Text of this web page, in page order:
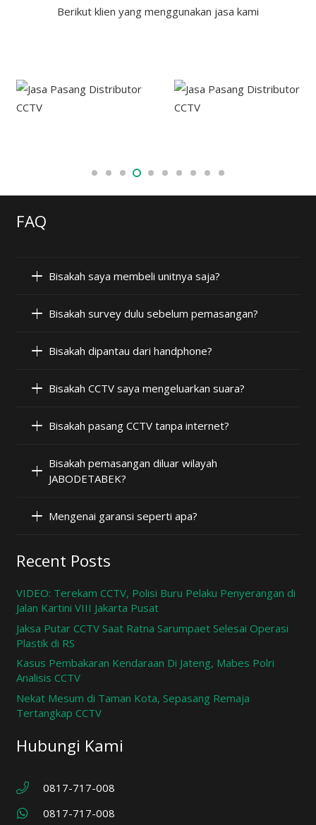
Berikut klien yang menggunakan jasa kami
FAQ
Bisakah saya membeli unitnya saja?
Bisakah survey dulu sebelum pemasangan?
Bisakah dipantau dari handphone?
Bisakah CCTV saya mengeluarkan suara?
Bisakah pasang CCTV tanpa internet?
Bisakah pemasangan diluar wilayah
JABODETABEK?
Mengenai garansi seperti apa?
Recent Posts
VIDEO: Terekam CCTV, Polisi Buru Pelaku Penyerangan di
Jalan Kartini VIII Jakarta Pusat
Jaksa Putar CCTV Saat Ratna Sarumpaet Selesai Operasi
Plastik di RS
Kasus Pembakaran Kendaraan Di Jateng, Mabes Polri
Analisis CCTV
Nekat Mesum di Taman Kota, Sepasang Remaja
Tertangkap CCTV
Hubungi Kami
0817-717-008
0817-717-008